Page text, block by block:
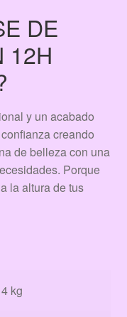
DE
12H
y un acabado
creando
de belleza con una
Porque
la altura de tus
kg